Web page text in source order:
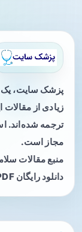
پزشک سایت،
زیادی از
ترجمه شده‌اند.
مجاز است.
منبع مقالات
دانلود رایگان PDF کتاب‌های پزشکی.